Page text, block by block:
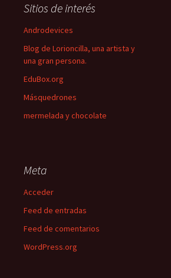
Sitios de interés
Androdevices
Blog de Lorioncilla, una artista y
una gran persona.
EduBox.org
Másquedrones
mermelada y chocolate
Meta
Acceder
Feed de entradas
Feed de comentarios
WordPress.org